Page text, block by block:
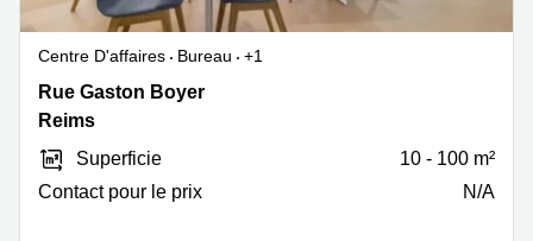
Centre D'affaires Bureau
+1
9-
11
Gaston
Boyer,
Rue Gaston Boyer
Reims
Superficie
10 - 100 m²
Contact pour le prix
N/A